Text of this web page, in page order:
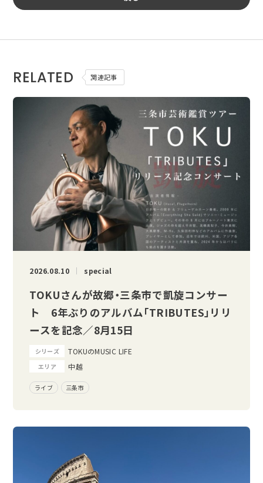
RELATED 関連記事
2026.08.10 special
TOKUさんが故郷・三条市で凱旋コンサー
ト 6年ぶりのアルバム「TRIBUTES」リリ
ースを記念／8月15日
シリーズ TOKUのMUSIC LIFE
エリア 中越
ライブ 三条市